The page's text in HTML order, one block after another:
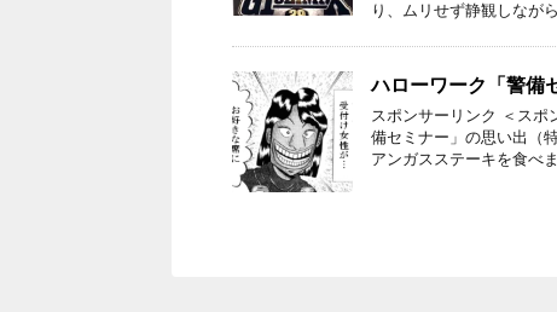
り、ムリせず静観しなが
ハローワーク「警備
スポンサーリンク ＜スポ
備セミナー」の思い出（
アンガスステーキを食べ